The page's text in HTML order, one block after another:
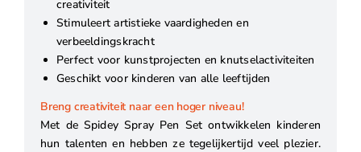
creativiteit
Stimuleert artistieke vaardigheden en
verbeeldingskracht
Perfect voor kunstprojecten en knutselactiviteiten
Geschikt voor kinderen van alle leeftijden
Breng creativiteit naar een hoger niveau!
Met de Spidey Spray Pen Set ontwikkelen kinderen
hun talenten en hebben ze tegelijkertijd veel plezier.